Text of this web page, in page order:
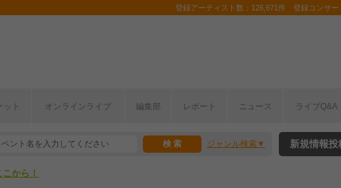
登録アーティスト数：126,671件 登録コンサ
ット オンラインライブ 編集部 レポート ニュース ライブQ&A
ジャンル検索
半期編発表！
から！
新規情報投